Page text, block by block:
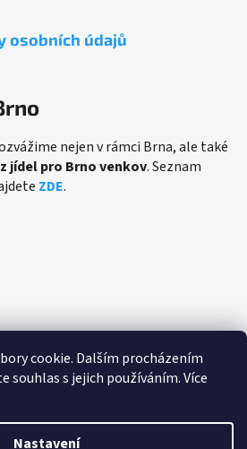
cookie. Dalším procházením
souhlas s jejich používáním. Více
Nastavení
osobních údajů
nejen v rámci Brna, ale také
jídel pro Brno venkov. Seznam
ZDE.
platby